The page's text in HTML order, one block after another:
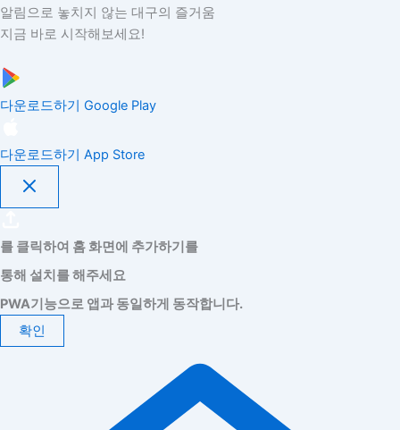
알림으로 놓치지 않는 대구의 즐거움
지금 바로 시작해보세요!
다운로드하기 Google Play
다운로드하기 App Store
를 클릭하여 홈 화면에 추가하기를
통해 설치를 해주세요
PWA기능으로 앱과 동일하게 동작합니다.
확인